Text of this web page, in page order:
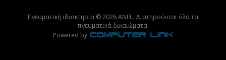
Πνευματική ιδιοκτησία © 2026 ANEL. Διατηρούνται όλα τα
πνευματικά δικαιώματα.
Powered by